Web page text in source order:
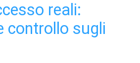
reali:
controllo sugli